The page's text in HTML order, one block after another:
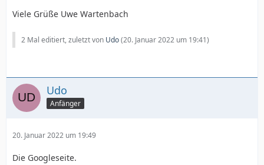
Viele Grüße Uwe Wartenbach
2 Mal editiert, zuletzt von Udo(20. Januar 2022 um 19:41)
Udo
Anfänger
20. Januar 2022 um 19:49
Die Googleseite.